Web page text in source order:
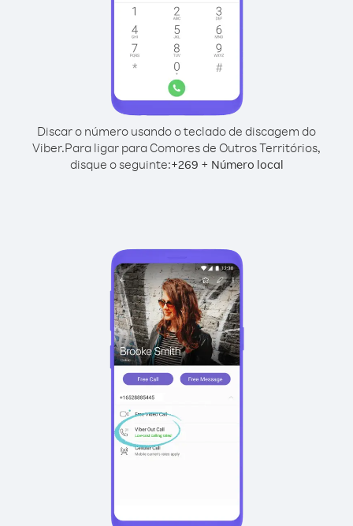
Discar o número usando o teclado de discagem do
Viber.Para ligar para Comores de Outros Territórios,
disque o seguinte:+269 + Número local